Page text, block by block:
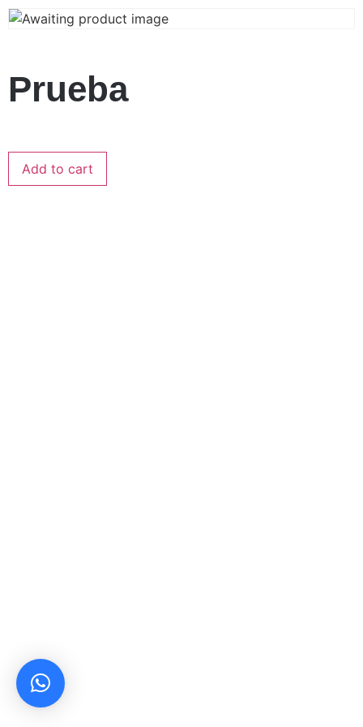
Prueba
Add to cart